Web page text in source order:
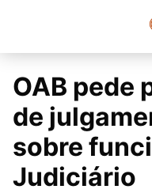
OAB pede
de
sobre
Judiciário